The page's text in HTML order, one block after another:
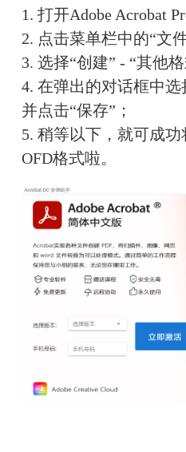
1. 打开Adobe Acrobat
2. 点击菜单栏中的“文件
3. 选择“创建” - “其他格
4. 在弹出的对话框中
并点击“保存”；
5. 稍等以下，就可成功
OFD格式啦。